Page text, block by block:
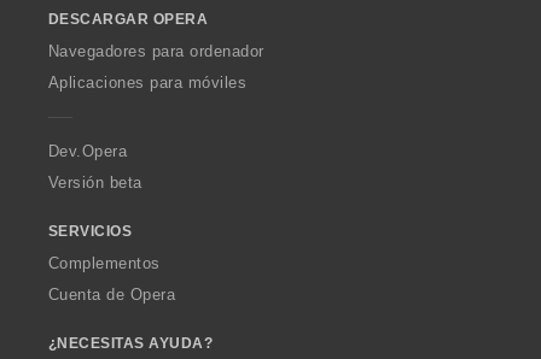
w
O
p
a
DESCARGAR OPERA
Navegadores para ordenador
Aplicaciones para móviles
Dev.Opera
Versión beta
SERVICIOS
Complementos
Cuenta de Opera
¿NECESITAS AYUDA?